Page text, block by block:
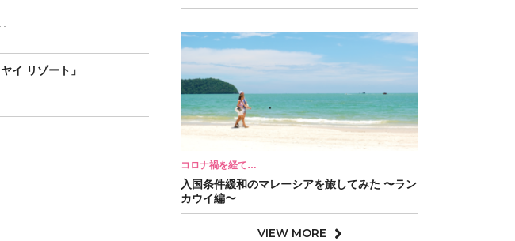
イ リゾート」
コロナ禍を経て…
入国条件緩和のマレーシアを旅してみた 〜ラン
カウイ編〜
VIEW MORE